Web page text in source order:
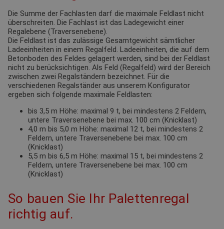
Die Summe der Fachlasten darf die maximale Feldlast nicht
überschreiten. Die Fachlast ist das Ladegewicht einer
Regalebene (Traversenebene).
Die Feldlast ist das zulässige Gesamtgewicht sämtlicher
Ladeeinheiten in einem Regalfeld. Ladeeinheiten, die auf dem
Betonboden des Feldes gelagert werden, sind bei der Feldlast
nicht zu berücksichtigen. Als Feld (Regalfeld) wird der Bereich
zwischen zwei Regalständern bezeichnet. Für die
verschiedenen Regalständer aus unserem Konfigurator
ergeben sich folgende maximale Feldlasten:
bis 3,5 m Höhe: maximal 9 t, bei mindestens 2 Feldern,
untere Traversenebene bei max. 100 cm (Knicklast)
4,0 m bis 5,0 m Höhe: maximal 12 t, bei mindestens 2
Feldern, untere Traversenebene bei max. 100 cm
(Knicklast)
5,5 m bis 6,5 m Höhe: maximal 15 t, bei mindestens 2
Feldern, untere Traversenebene bei max. 100 cm
(Knicklast)
So bauen Sie Ihr Palettenregal
richtig auf.